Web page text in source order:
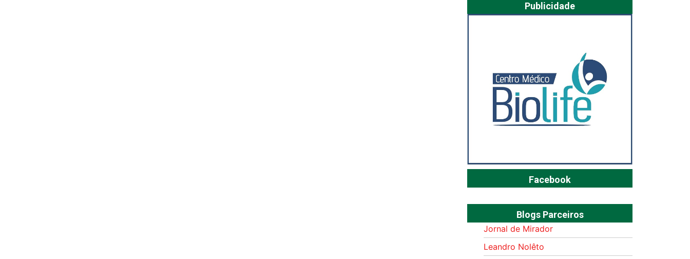
Publicidade
Facebook
Blogs Parceiros
Jornal de Mirador
Leandro Nolêto